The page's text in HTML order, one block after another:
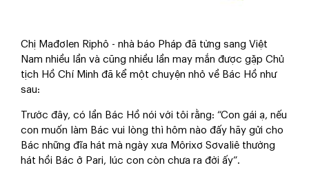
Chị Mađơlen Riphô - nhà báo Pháp đã từng sang Việt
Nam nhiều lần và cũng nhiều lần may mắn được gặp Chủ
tịch Hồ Chí Minh đã kể một chuyện nhỏ về Bác Hồ như
sau:
Trước đây, có lần Bác Hồ nói với tôi rằng: “Con gái ạ, nếu
con muốn làm Bác vui lòng thì hôm nào đấy hãy gửi cho
Bác những đĩa hát mà ngày xưa Môrixơ Sơvaliê thường
hát hồi Bác ở Pari, lúc con còn chưa ra đời ấy”.